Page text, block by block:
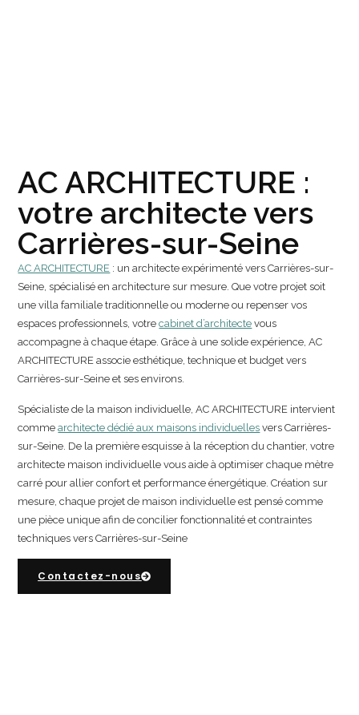
AC ARCHITECTURE :
votre architecte vers
Carrières-sur-Seine
AC ARCHITECTURE : un architecte expérimenté vers Carrières-sur-
Seine, spécialisé en architecture sur mesure. Que votre projet soit
une villa familiale traditionnelle ou moderne ou repenser vos
espaces professionnels, votrecabinet d’architecte vous
accompagne à chaque étape. Grâce à une solide expérience, AC
ARCHITECTURE associe esthétique, technique et budget vers
Carrières-sur-Seine et ses environs.
Spécialiste de la maison individuelle, AC ARCHITECTURE intervient
commearchitecte dédié aux maisons individuelles vers Carrières-
sur-Seine. De la première esquisse à la réception du chantier, votre
architecte maison individuelle vous aide à optimiser chaque mètre
carré pour allier confort et performance énergétique. Création sur
mesure, chaque projet de maison individuelle est pensé comme
une pièce unique afin de concilier fonctionnalité et contraintes
techniques vers Carrières-sur-Seine
Contactez-nous